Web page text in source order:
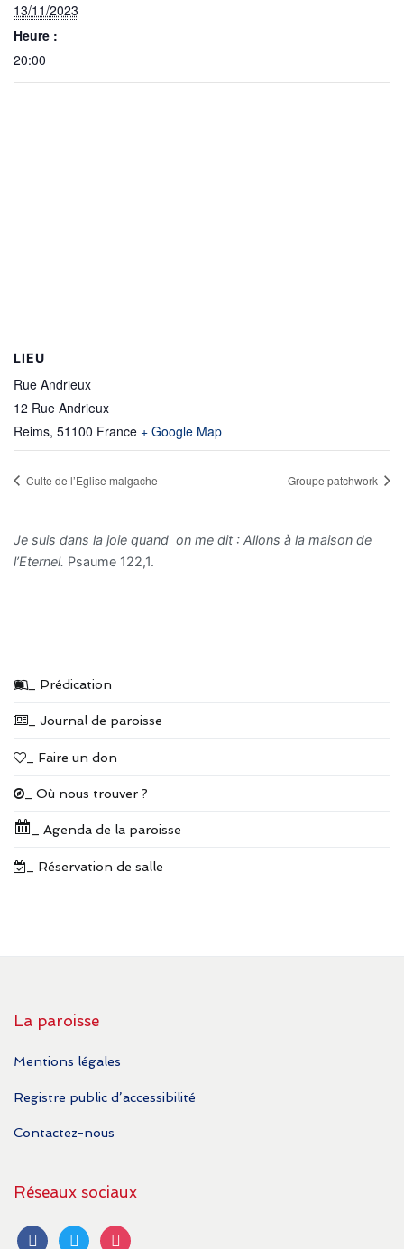
13/11/2023
Heure :
20:00
LIEU
Rue Andrieux
12 Rue Andrieux
Reims, 51100 France + Google Map
Culte de l’Eglise malgache Groupe patchwork
Je suis dans la joie quand on me dit : Allons à la maison de
l’Eternel. Psaume 122,1.
_ Prédication
_ Journal de paroisse
_ Faire un don
_ Où nous trouver ?
_ Agenda de la paroisse
_ Réservation de salle
La paroisse
Mentions légales
Registre public d’accessibilité
Contactez-nous
Réseaux sociaux
facebooktwitter instagram